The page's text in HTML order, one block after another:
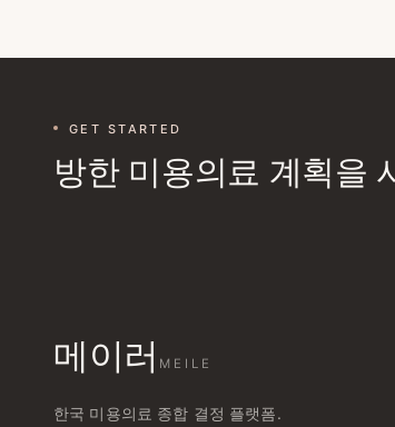
GET STARTED
방한 미용의료 계획을
메이러 MEILE
한국 미용의료 종합 결정 플랫폼.